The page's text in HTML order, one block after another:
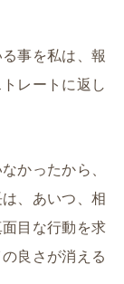
事を私は、報
レートに返し
かったから、
、あいつ、相
目な行動を求
良さが消える